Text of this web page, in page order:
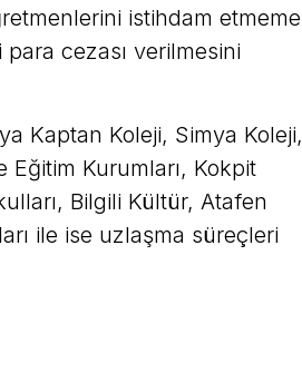
istihdam etmeme
cezası verilmesini
Kaptan Koleji, Simya Koleji,
Eğitim Kurumları, Kokpit
Bilgili Kültür, Atafen
ile ise uzlaşma süreçleri